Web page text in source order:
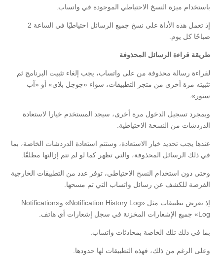
باستخدام ميزة النسخ الاحتياطي الموجودة في واتساب.
إذ تعمل هذه الأداة على نسخ جميع الرسائل احتياطيًا في الساعة 2
صباحًا كل يوم.
طريقة قراءة الرسائل المحذوفة
لقراءة رسالة محذوفة من على واتساب، يجب إلغاء تثبيت البرنامج ثم
تثبيته مرة أخرى من متجر التطبيقات، سواء «جوجل بلاي» أو «آب
ستور».
وبمجرد تسجيل الدخول مرة أخرى، سيجد المستخدم خيارا لاستعادة
الدردشات من النسخة الاحتياطية.
عندها يجب تحديد خيار الاستعادة، وستتم استعادة الدردشات الخاصة، بما
في ذلك الرسائل المحذوفة، والتي تظهر كما لو لم تتم إزالتها مطلقًا.
وحتى دون استخدام النسخ الاحتياطي، توفر عدد من التطبيقات الخارجية
الفرصة للكشف عن رسائل واتساب التي تم مسحها.
إذ تعرض تطبيقات مثل «Notification History Log» و«Notification
Log» جميع الإشعارات المخزنة في سجل إشعارات أي هاتف.
بما في ذلك تلك الخاصة بمحادثات واتساب.
وعلى الرغم من ذلك، فهذه التطبيقات لها حدودها.